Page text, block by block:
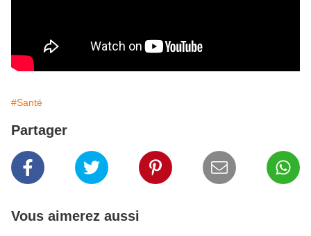
#Santé
Partager
Vous aimerez aussi